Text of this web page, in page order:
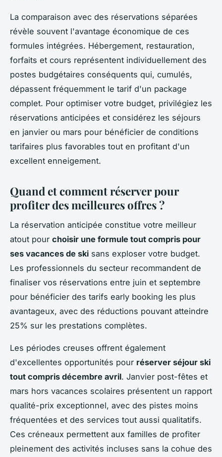
La comparaison avec des réservations séparées
révèle souvent l'avantage économique de ces
formules intégrées. Hébergement, restauration,
forfaits et cours représentent individuellement des
postes budgétaires conséquents qui, cumulés,
dépassent fréquemment le tarif d'un package
complet. Pour optimiser votre budget, privilégiez les
réservations anticipées et considérez les séjours
en janvier ou mars pour bénéficier de conditions
tarifaires plus favorables tout en profitant d'un
excellent enneigement.
Quand et comment réserver pour
profiter des meilleures offres ?
La réservation anticipée constitue votre meilleur
atout pour choisir une formule tout compris pour
ses vacances de ski sans exploser votre budget.
Les professionnels du secteur recommandent de
finaliser vos réservations entre juin et septembre
pour bénéficier des tarifs early booking les plus
avantageux, avec des réductions pouvant atteindre
25% sur les prestations complètes.
Les périodes creuses offrent également
d'excellentes opportunités pour réserver séjour ski
tout compris décembre avril. Janvier post-fêtes et
mars hors vacances scolaires présentent un rapport
qualité-prix exceptionnel, avec des pistes moins
fréquentées et des services tout aussi qualitatifs.
Ces créneaux permettent aux familles de profiter
pleinement des activités incluses sans la cohue des